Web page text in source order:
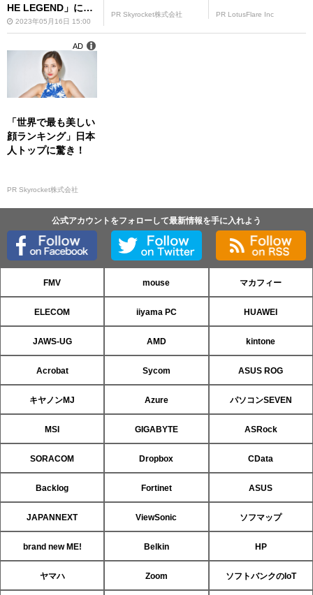
HE LEGEND」によ
る「フィガロの再
婚」開催
2023年05月16日 15:00
PR Skyrocket株式会社 PR LotusFlare Inc
「世界で最も美しい
顔ランキング」日本
人トップに驚き！
PR Skyrocket株式会社
AD
公式アカウントをフォローして最新情報を手に入れよう
FMV mouse マカフィー
ELECOM iiyama PC HUAWEI
JAWS-UG AMD kintone
Acrobat Sycom ASUS ROG
キヤノンMJ Azure パソコンSEVEN
MSI GIGABYTE ASRock
SORACOM Dropbox CData
Backlog Fortinet ASUS
JAPANNEXT ViewSonic ソフマップ
brand new ME! Belkin HP
ヤマハ Zoom ソフトバンクのIoT